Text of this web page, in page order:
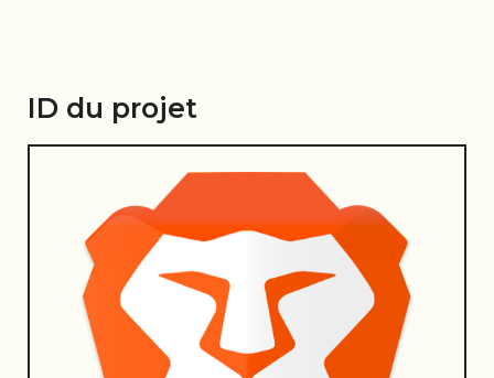
ID du projet